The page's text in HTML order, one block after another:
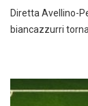
Diretta Avellino-
biancazzurri